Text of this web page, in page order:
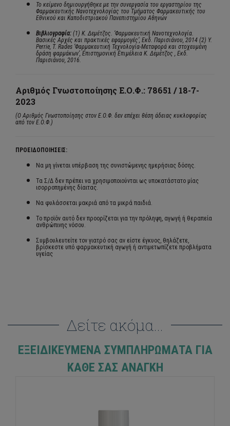
To κείμενο δημιουργήθηκε με την συνεργασία του εργαστηρίου της
Φαρμακευτικής Νανοτεχνολογίας του Τμήματος Φαρμακευτικής του
Εθνικού και Καποδιστριακού Πανεπιστημίου Αθηνών
Βιβλιογραφία: (1) Κ. Δεμέτζος. ‘Φαρμακευτική Νανοτεχνολογία.
Βασικές Αρχές και πρακτικές εφαρμογές’, Εκδ. Παρισιάνου, 2014 (2) Y.
Perrie, T. Rades ‘Φαρμακευτική Τεχνολογία-Μεταφορά και στοχευμένη
δράση φαρμάκων’, Επιστημονική Επιμέλεια Κ. Δεμέτζος , Εκδ.
Παρισιάνου, 2016.
Αριθμός Γνωστοποίησης Ε.Ο.Φ.: 78651 / 18-7-
2023
(Ο Αριθμός Γνωστοποίησης στον Ε.Ο.Φ. δεν επέχει θέση άδειας κυκλοφορίας
από τον Ε.Ο.Φ.)
ΠΡΟΕΙΔΟΠΟΙΗΣΕΙΣ:
Να μη γίνεται υπέρβαση της συνιστώμενης ημερήσιας δόσης.
Τα Σ/Δ δεν πρέπει να χρησιμοποιούνται ως υποκατάστατο μίας
ισορροπημένης δίαιτας.
Να φυλάσσεται μακριά από τα μικρά παιδιά.
Το προϊόν αυτό δεν προορίζεται για την πρόληψη, αγωγή ή θεραπεία
ανθρώπινης νόσου.
Συμβουλευτείτε τον γιατρό σας αν είστε έγκυος, θηλάζετε,
βρίσκεστε υπό φαρμακευτική αγωγή ή αντιμετωπίζετε προβλήματα
υγείας
Δείτε ακόμα...
ΕΞΕΙΔΙΚΕΥΜΈΝΑ ΣΥΜΠΛΗΡΏΜΑΤΑ ΓΙΑ
ΚΆΘΕ ΣΑΣ ΑΝΆΓΚΗ